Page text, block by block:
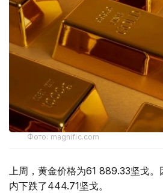
Фото: magnific.com
上周，黄金价格为61 889.33坚戈。
内下跌了444.71坚戈。